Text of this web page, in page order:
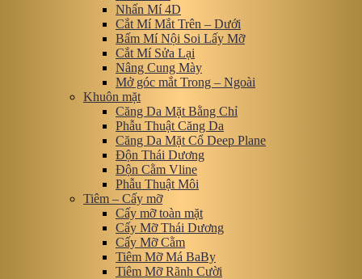
Nhấn Mí 4D
Cắt Mí Mắt Trên – Dưới
Bấm Mí Nội Soi Lấy Mỡ
Cắt Mí Sửa Lại
Nâng Cung Mày
Mở góc mắt Trong – Ngoài
Khuôn mặt
Căng Da Mặt Bằng Chỉ
Phẫu Thuật Căng Da
Căng Da Mặt Cổ Deep Plane
Độn Thái Dương
Độn Cằm Vline
Phẫu Thuật Môi
Tiêm – Cấy mỡ
Cấy mỡ toàn mặt
Cấy Mỡ Thái Dương
Cấy Mỡ Cằm
Tiêm Mỡ Má BaBy
Tiêm Mỡ Rãnh Cười